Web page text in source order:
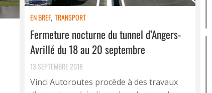
EN BREF, TRANSPORT
Fermeture nocturne du tunnel d’Angers-
Avrillé du 18 au 20 septembre
13 SEPTEMBRE 2018
Vinci Autoroutes procède à des travaux